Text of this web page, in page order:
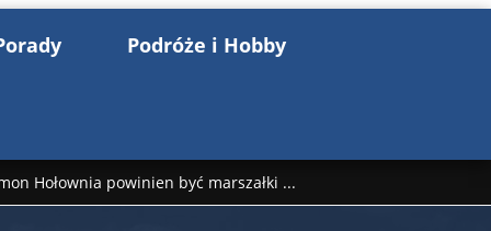
Podróże i Hobby
Hołownia powinien być marszałki ...